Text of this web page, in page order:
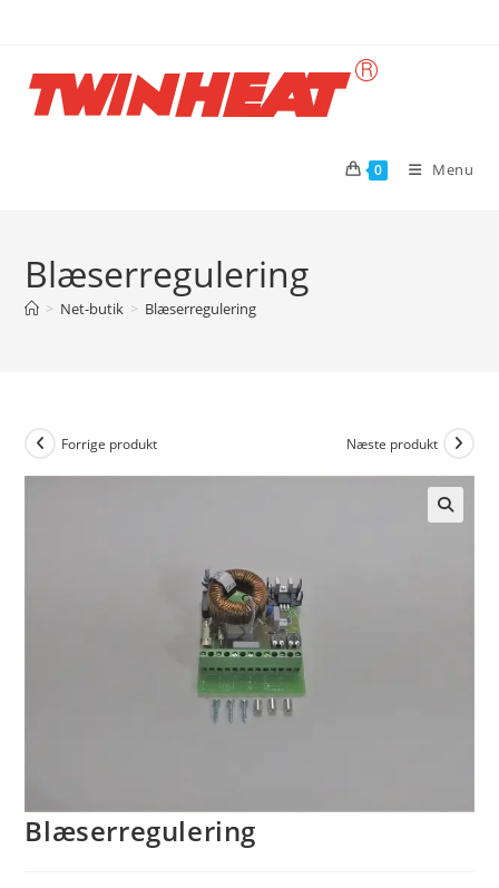
content
0 Menu
Blæserregulering
> Net-butik > Blæserregulering
Forrige produkt Næste produkt
Blæserregulering